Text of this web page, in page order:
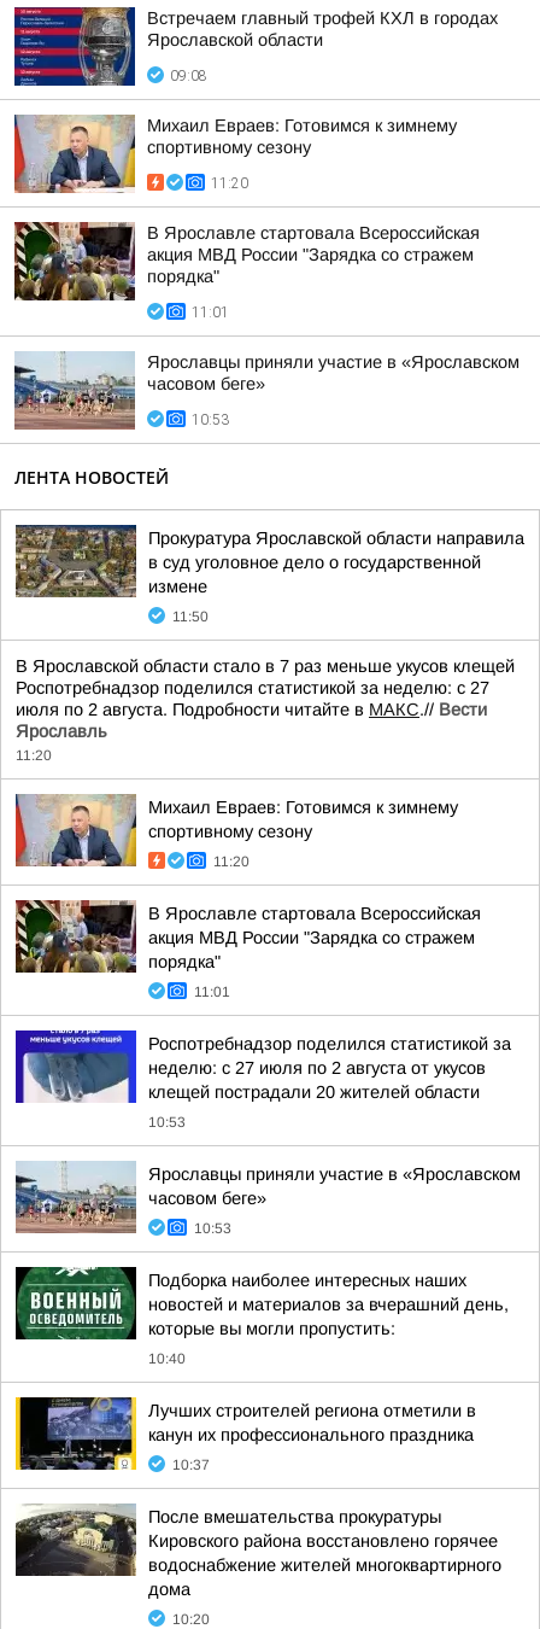
Встречаем главный трофей КХЛ в городах
Ярославской области
09:08
Михаил Евраев: Готовимся к зимнему
спортивному сезону
11:20
В Ярославле стартовала Всероссийская
акция МВД России "Зарядка со стражем
порядка"
11:01
Ярославцы приняли участие в «Ярославском
часовом беге»
10:53
ЛЕНТА НОВОСТЕЙ
Прокуратура Ярославской области направила
в суд уголовное дело о государственной
измене
11:50
В Ярославской области стало в 7 раз меньше укусов клещей
Роспотребнадзор поделился статистикой за неделю: с 27
июля по 2 августа. Подробности читайте в МАКС.// Вести
Ярославль
11:20
Михаил Евраев: Готовимся к зимнему
спортивному сезону
11:20
В Ярославле стартовала Всероссийская
акция МВД России "Зарядка со стражем
порядка"
11:01
Роспотребнадзор поделился статистикой за
неделю: с 27 июля по 2 августа от укусов
клещей пострадали 20 жителей области
10:53
Ярославцы приняли участие в «Ярославском
часовом беге»
10:53
Подборка наиболее интересных наших
новостей и материалов за вчерашний день,
которые вы могли пропустить:
10:40
Лучших строителей региона отметили в
канун их профессионального праздника
10:37
После вмешательства прокуратуры
Кировского района восстановлено горячее
водоснабжение жителей многоквартирного
дома
10:20